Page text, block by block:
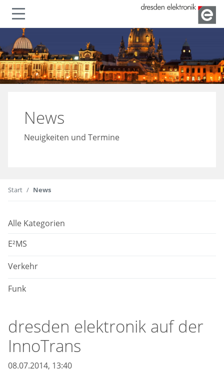
Navigation ein- oder
News
Neuigkeiten und Termine
Start News
Alle Kategorien
E²MS
Verkehr
Funk
dresden elektronik auf der
InnoTrans
08.07.2014, 13:40